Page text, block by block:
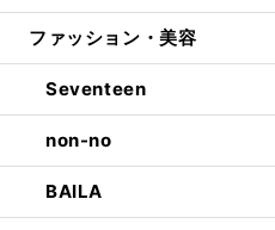
ファッション・美容
Seventeen
non-no
BAILA